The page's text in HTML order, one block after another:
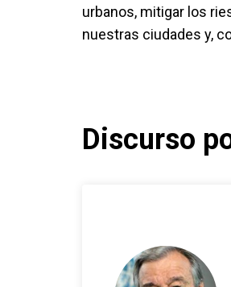
urbanos, mitigar los
nuestras ciudades y,
Discurso